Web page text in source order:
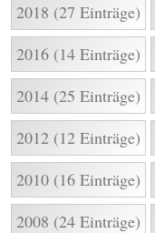
2018 (27 Einträge)
2016 (14 Einträge)
2014 (25 Einträge)
2012 (12 Einträge)
2010 (16 Einträge)
2008 (24 Einträge)